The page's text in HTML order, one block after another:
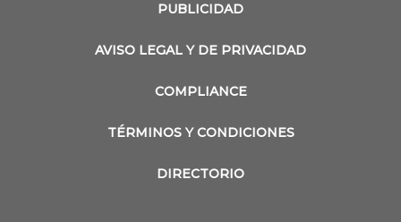
PUBLICIDAD
AVISO LEGAL Y DE PRIVACIDAD
COMPLIANCE
TÉRMINOS Y CONDICIONES
DIRECTORIO